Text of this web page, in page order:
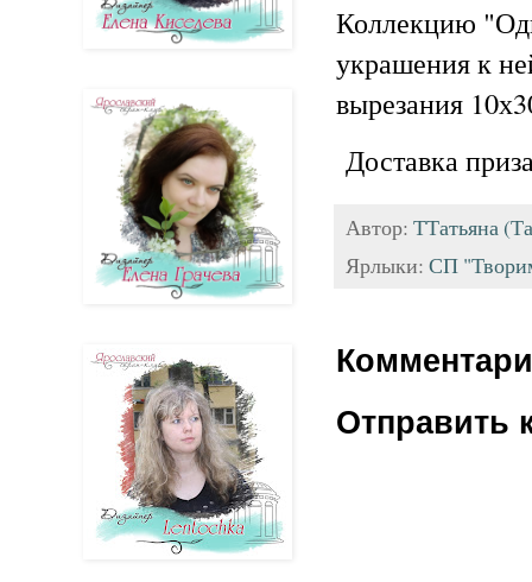
Коллекцию
украшения к
вырезания
Доставка
Автор: ТТатьяна
Ярлыки: СП
Отправить